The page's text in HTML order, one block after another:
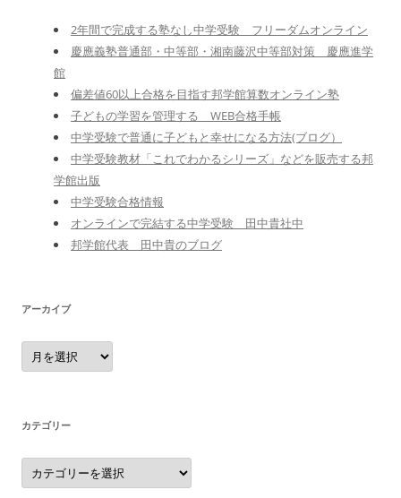
2年間で完成する塾なし中学受験 フリーダムオンライン
慶應義塾普通部・中等部・湘南藤沢中等部対策 慶應進学
館
偏差値60以上合格を目指す邦学館算数オンライン塾
子どもの学習を管理する WEB合格手帳
中学受験で普通に子どもと幸せになる方法(ブログ）
中学受験教材「これでわかるシリーズ」などを販売する邦
学館出版
中学受験合格情報
オンラインで完結する中学受験 田中貴社中
邦学館代表 田中貴のブログ
アーカイブ
ア
ー
カ
カテゴリー
カ
テ
ゴ